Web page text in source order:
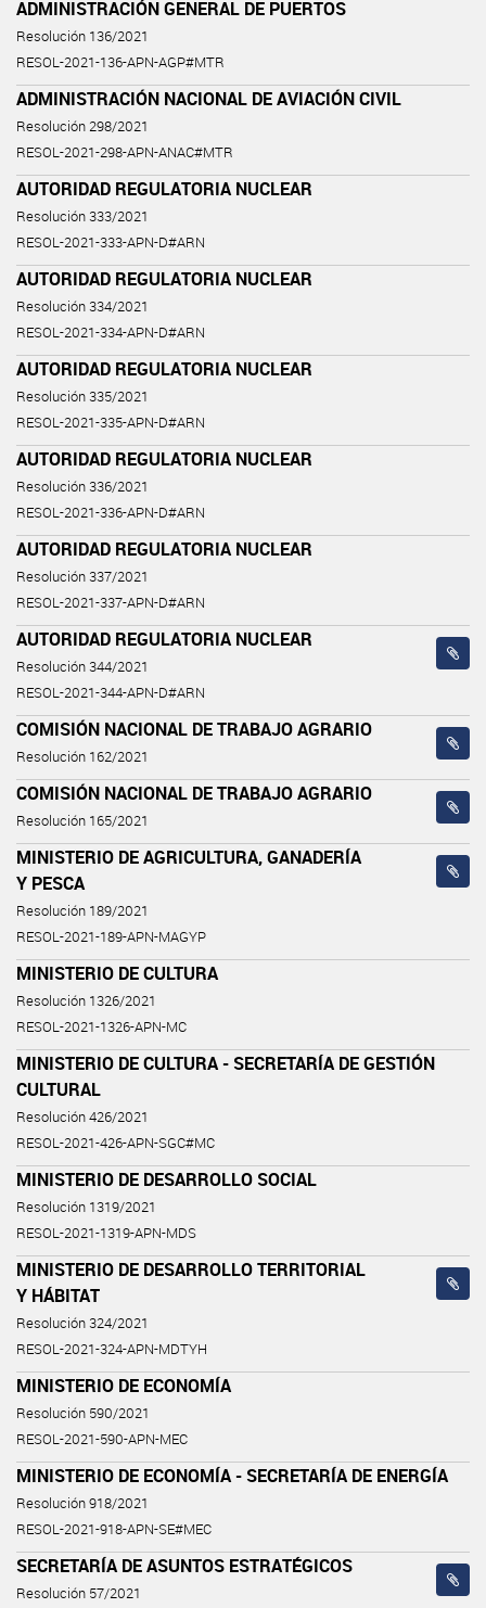
ADMINISTRACIÓN GENERAL DE PUERTOS
Resolución 136/2021
RESOL-2021-136-APN-AGP#MTR
ADMINISTRACIÓN NACIONAL DE AVIACIÓN CIVIL
Resolución 298/2021
RESOL-2021-298-APN-ANAC#MTR
AUTORIDAD REGULATORIA NUCLEAR
Resolución 333/2021
RESOL-2021-333-APN-D#ARN
AUTORIDAD REGULATORIA NUCLEAR
Resolución 334/2021
RESOL-2021-334-APN-D#ARN
AUTORIDAD REGULATORIA NUCLEAR
Resolución 335/2021
RESOL-2021-335-APN-D#ARN
AUTORIDAD REGULATORIA NUCLEAR
Resolución 336/2021
RESOL-2021-336-APN-D#ARN
AUTORIDAD REGULATORIA NUCLEAR
Resolución 337/2021
RESOL-2021-337-APN-D#ARN
AUTORIDAD REGULATORIA NUCLEAR
Resolución 344/2021
RESOL-2021-344-APN-D#ARN
COMISIÓN NACIONAL DE TRABAJO AGRARIO
Resolución 162/2021
COMISIÓN NACIONAL DE TRABAJO AGRARIO
Resolución 165/2021
MINISTERIO DE AGRICULTURA, GANADERÍA
Y PESCA
Resolución 189/2021
RESOL-2021-189-APN-MAGYP
MINISTERIO DE CULTURA
Resolución 1326/2021
RESOL-2021-1326-APN-MC
MINISTERIO DE CULTURA - SECRETARÍA DE GESTIÓN
CULTURAL
Resolución 426/2021
RESOL-2021-426-APN-SGC#MC
MINISTERIO DE DESARROLLO SOCIAL
Resolución 1319/2021
RESOL-2021-1319-APN-MDS
MINISTERIO DE DESARROLLO TERRITORIAL
Y HÁBITAT
Resolución 324/2021
RESOL-2021-324-APN-MDTYH
MINISTERIO DE ECONOMÍA
Resolución 590/2021
RESOL-2021-590-APN-MEC
MINISTERIO DE ECONOMÍA - SECRETARÍA DE ENERGÍA
Resolución 918/2021
RESOL-2021-918-APN-SE#MEC
SECRETARÍA DE ASUNTOS ESTRATÉGICOS
Resolución 57/2021